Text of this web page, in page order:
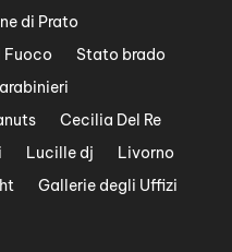
di Prato
Fuoco
Stato brado
Cecilia Del Re
Lucille dj
Livorno
Gallerie degli Uffizi